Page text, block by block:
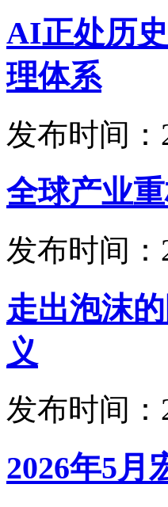
AI正处历
理体系
发布时间：
全球产业
发布时间：
走出泡沫
义
发布时间：
2026年5月